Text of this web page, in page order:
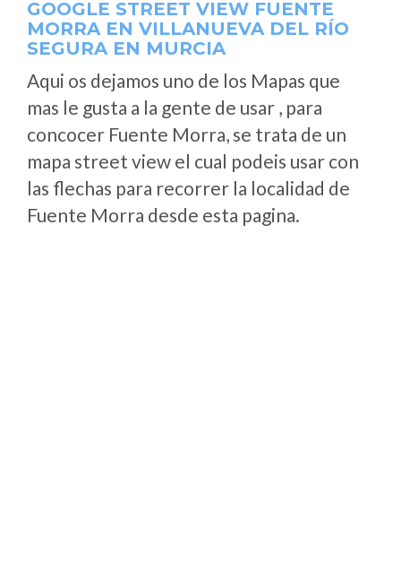
GOOGLE STREET VIEW FUENTE
MORRA EN VILLANUEVA DEL RÍO
SEGURA EN MURCIA
Aqui os dejamos uno de los Mapas que
mas le gusta a la gente de usar , para
concocer Fuente Morra, se trata de un
mapa street view el cual podeis usar con
las flechas para recorrer la localidad de
Fuente Morra desde esta pagina.